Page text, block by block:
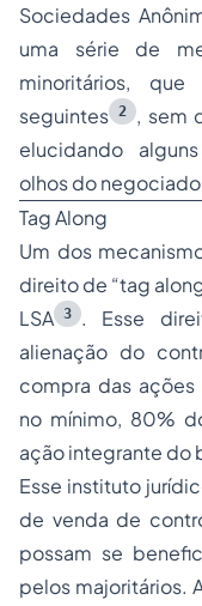
Sociedades
uma série de
minoritários,
seguintes
2
, sem
elucidando
olhos do
Tag Along
Um dos
direito de “tag
LSA 3
. Esse
alienação do
compra das ações
no mínimo, 80%
ação integrante do
Esse instituto
de venda de
possam se
pelos majoritários.